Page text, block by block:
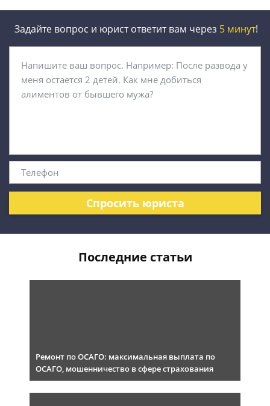
Задайте вопрос и юрист ответит вам через 5 минут!
Спросить юриста
Последние статьи
Ремонт по ОСАГО: максимальная выплата по
ОСАГО, мошенничество в сфере страхования